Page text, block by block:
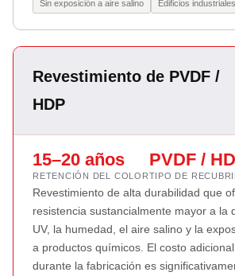
Sin exposición a aire salino Edificios industriales
Revestimiento de PVDF /
HDP
15–20 años
RETENCIÓN DEL COLOR
PVDF /
TIPO DE
Revestimiento de alta durabilidad que
resistencia sustancialmente mayor a la
UV, la humedad, el aire salino y la
a productos químicos. El costo
durante la fabricación es